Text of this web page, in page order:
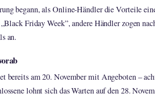
begann, als Online-Händler die Vorteile
Friday Week”, andere Händler zogen
an.
bereits am 20. November mit Angeboten –
lohnt sich das Warten auf den 28.